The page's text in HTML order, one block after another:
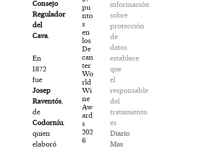
Consejo
Regulador
del
Cava.
En
1872
fue
Josep
Raventós,
de
Codorníu,
quien
elaboró
pu
nto
s
en
los
De
can
ter
Wo
rld
Wi
ne
Aw
ard
s
202
6
información
sobre
protección
de
datos
establece
que
el
responsable
del
tratamiento
es
Diario
Mas